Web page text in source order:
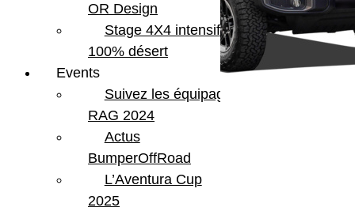
OR Design
Stage 4X4 intensif
100% désert
Events
Suivez les équipages
RAG 2024
Actus
BumperOffRoad
L’Aventura Cup
2025